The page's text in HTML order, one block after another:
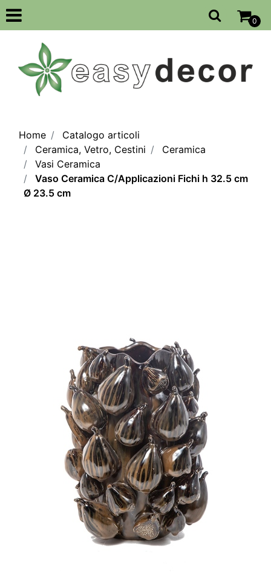
Open
0
Home
Catalogo articoli
Ceramica, Vetro, Cestini
Ceramica
Vasi Ceramica
Vaso Ceramica C/Applicazioni Fichi h 32.5 cm
Ø 23.5 cm